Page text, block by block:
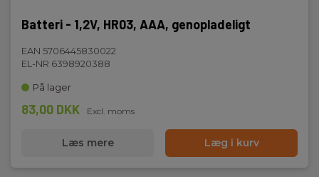
Batteri - 1,2V, HR03, AAA, genopladeligt
EAN 5706445830022
EL-NR 6398920388
På lager
83,00 DKK Excl. moms
Læs mere Læg i kurv